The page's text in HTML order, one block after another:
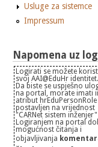
Usluge za sistemce
Impressum
Napomena uz
Logirati se možete
svoj AAI@EduHr identitet.
Da biste se uspješno
na portal, morate imati
atribut hrEduPersonRole
postavljen na vrijednost
"CARNet sistem inženjer"
Logiranjem na portal
mogućnost čitanja i
objavljivanja